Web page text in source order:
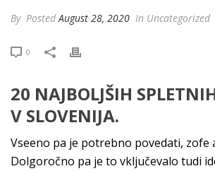
By PostedAugust 28, 2020 In Uncategorized
0
20 NAJBOLJŠIH
V SLOVENIJA.
Vseeno pa je potrebno povedati, zofe
Dolgoročno pa je to vključevalo tudi